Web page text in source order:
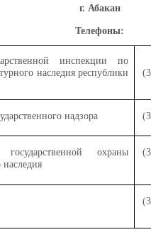
г. Абакан
Телефоны:
инспекции по
наследия республики
надзора
охраны
наследия